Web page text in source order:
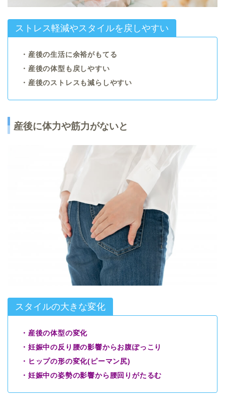
ストレス軽減やスタイルを戻しやすい
・産後の生活に余裕がもてる
・産後の体型も戻しやすい
・産後のストレスも減らしやすい
産後に体力や筋力がないと
スタイルの大きな変化
・産後の体型の変化
・妊娠中の反り腰の影響からお腹ぽっこり
・ヒップの形の変化(ピーマン尻)
・妊娠中の姿勢の影響から腰回りがたるむ